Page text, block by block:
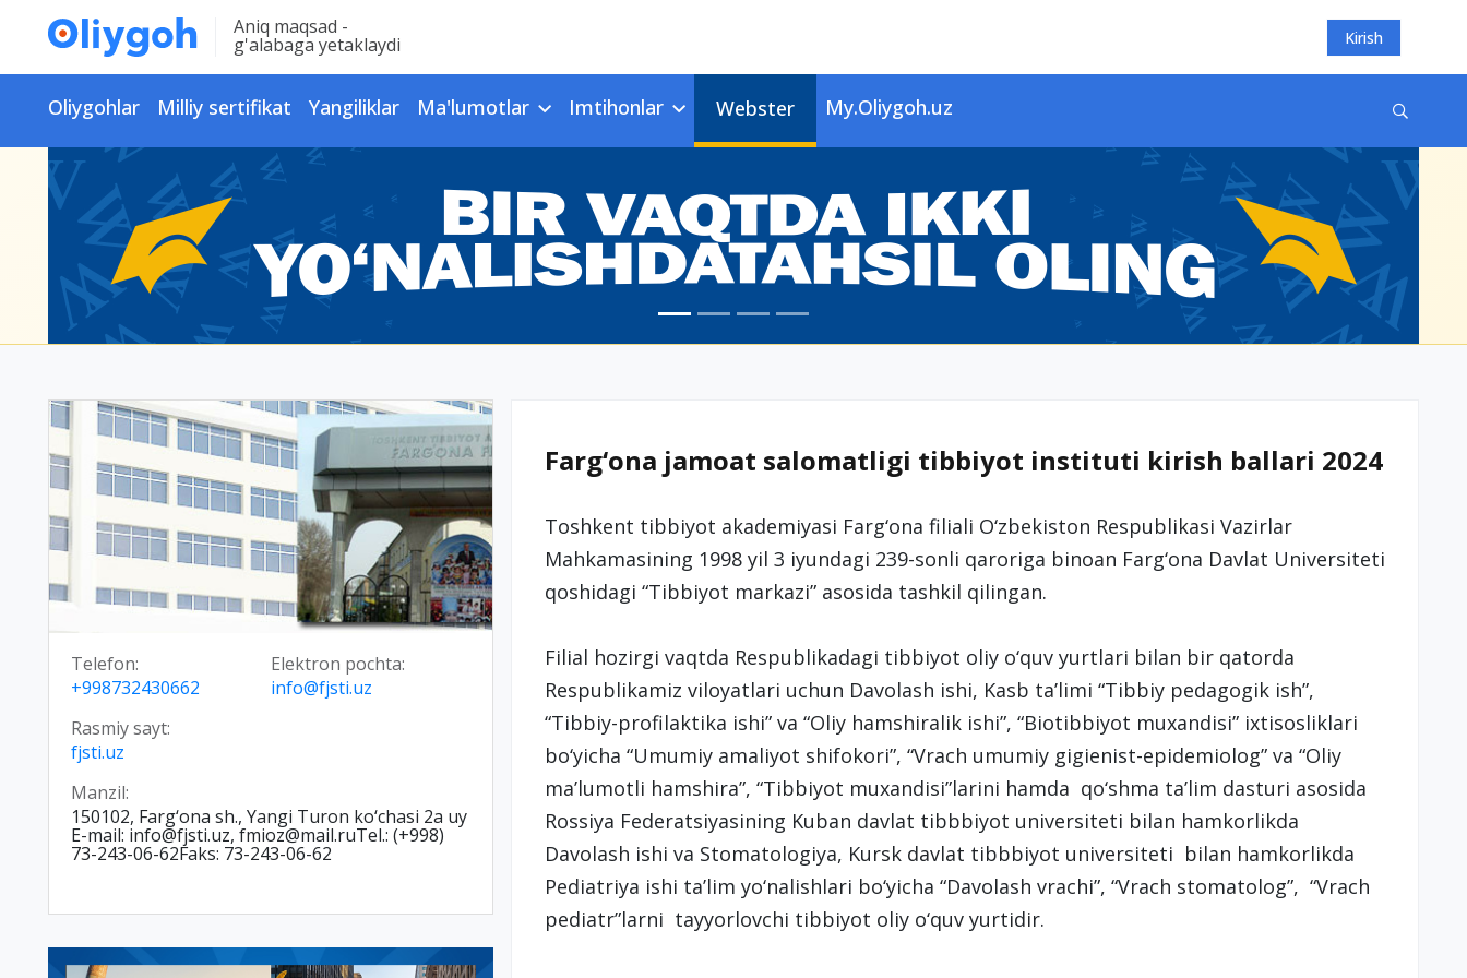
Aniq maqsad -
g'alabaga yetaklaydi Kirish
Oliygohlar Milliy sertifikat Yangiliklar Ma'lumotlar Imtihonlar Webster My.Oliygoh.uz
Telefon:
+998732430662
Elektron pochta:
info@fjsti.uz
Rasmiy sayt:
fjsti.uz
Manzil:
150102, Farg‘ona sh., Yangi Turon ko‘chasi 2a uy
E-mail: info@fjsti.uz, fmioz@mail.ruTel.: (+998)
73-243-06-62Faks: 73-243-06-62
Farg‘ona jamoat salomatligi tibbiyot instituti kirish ballari 2024
Toshkent tibbiyot akademiyasi Farg‘ona filiali O‘zbekiston Respublikasi Vazirlar
Mahkamasining 1998 yil 3 iyundagi 239-sonli qaroriga binoan Farg‘ona Davlat Universiteti
qoshidagi “Tibbiyot markazi” asosida tashkil qilingan.
Filial hozirgi vaqtda Respublikadagi tibbiyot oliy o‘quv yurtlari bilan bir qatorda
Respublikamiz viloyatlari uchun Davolash ishi, Kasb ta’limi “Tibbiy pedagogik ish”,
“Tibbiy-profilaktika ishi” va “Oliy hamshiralik ishi”, “Biotibbiyot muxandisi” ixtisosliklari
bo‘yicha “Umumiy amaliyot shifokori”, “Vrach umumiy gigienist-epidemiolog” va “Oliy
ma’lumotli hamshira”, “Tibbiyot muxandisi”larini hamda qo‘shma ta’lim dasturi asosida
Rossiya Federatsiyasining Kuban davlat tibbbiyot universiteti bilan hamkorlikda
Davolash ishi va Stomatologiya, Kursk davlat tibbbiyot universiteti bilan hamkorlikda
Pediatriya ishi ta’lim yo‘nalishlari bo‘yicha “Davolash vrachi”, “Vrach stomatolog”, “Vrach
pediatr”larni tayyorlovchi tibbiyot oliy o‘quv yurtidir.